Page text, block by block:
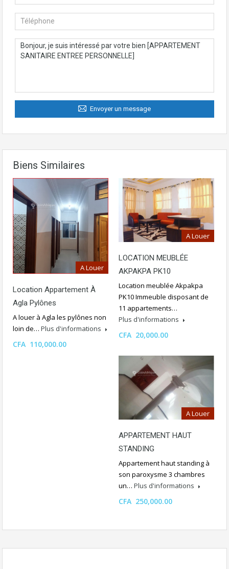
Envoyer un message
Biens Similaires
A Louer
Location Appartement À
Agla Pylônes
A louer à Agla les pylônes non
loin de… Plus d'informations
CFA 110,000.00
A Louer
LOCATION MEUBLÉE
AKPAKPA PK10
Location meublée Akpakpa
PK10 Immeuble disposant de
11 appartements…
Plus d'informations
CFA 20,000.00
A Louer
APPARTEMENT HAUT
STANDING
Appartement haut standing à
son paroxysme 3 chambres
un… Plus d'informations
CFA 250,000.00